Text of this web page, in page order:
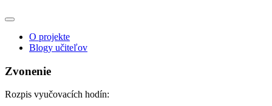
O projekte
Blogy učiteľov
Zvonenie
Rozpis vyučovacích hodín: